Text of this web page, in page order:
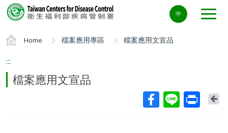
Center
block
中
Home 檔案應用專區 檔案應用文宣品
:::
檔案應用文宣品